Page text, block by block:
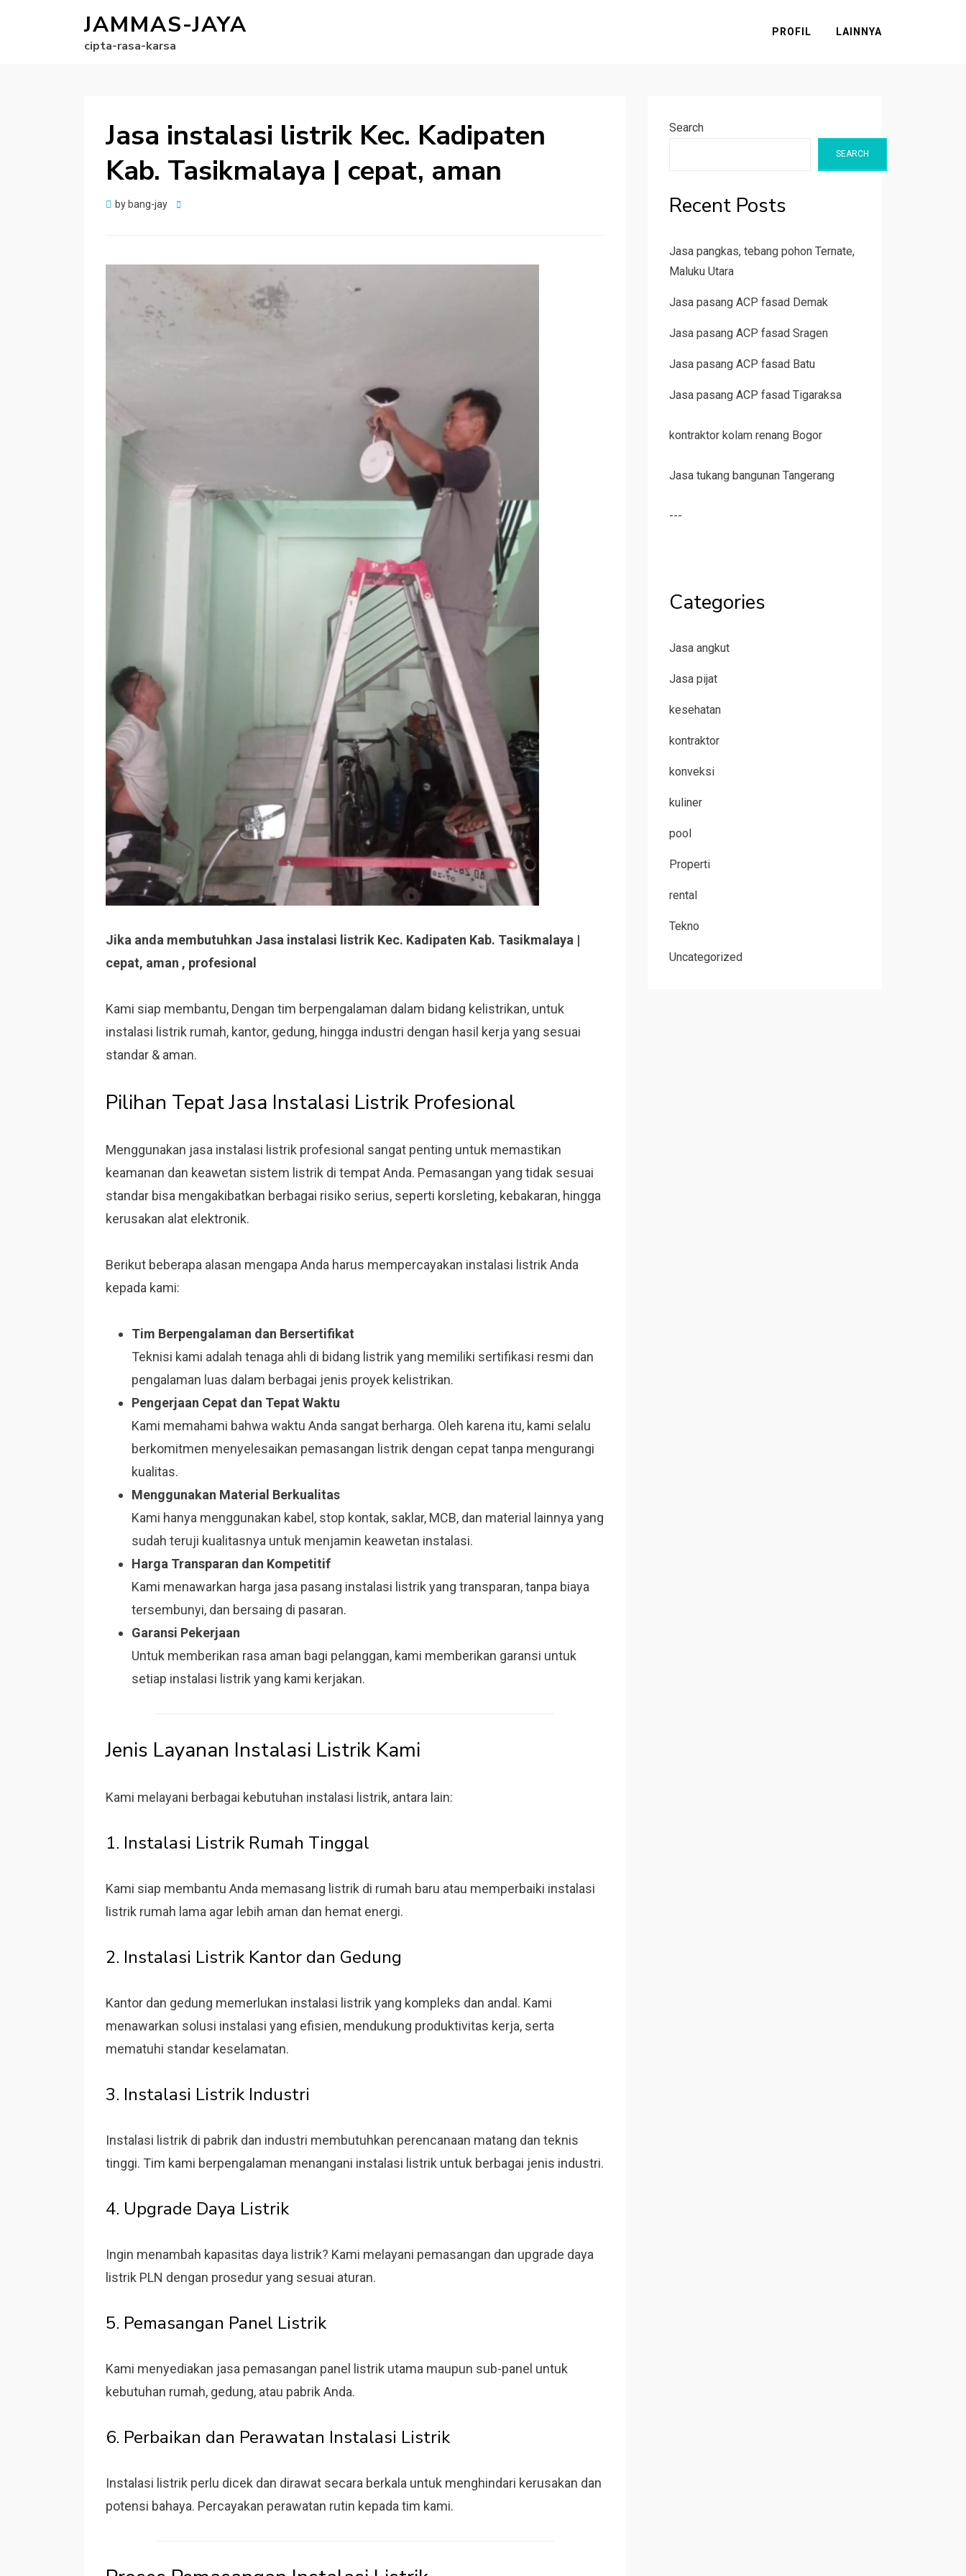
JAMMAS-JAYA
cipta-rasa-karsa
PROFIL LAINNYA
Jasa instalasi listrik Kec. Kadipaten
Kab. Tasikmalaya | cepat, aman
by bang-jay
Posted
Jika anda membutuhkan Jasa instalasi listrik Kec. Kadipaten Kab. Tasikmalaya |
cepat, aman , profesional
Kami siap membantu, Dengan tim berpengalaman dalam bidang kelistrikan, untuk
instalasi listrik rumah, kantor, gedung, hingga industri dengan hasil kerja yang sesuai
standar & aman.
Pilihan Tepat Jasa Instalasi Listrik Profesional
Menggunakan jasa instalasi listrik profesional sangat penting untuk memastikan
keamanan dan keawetan sistem listrik di tempat Anda. Pemasangan yang tidak sesuai
standar bisa mengakibatkan berbagai risiko serius, seperti korsleting, kebakaran, hingga
kerusakan alat elektronik.
Berikut beberapa alasan mengapa Anda harus mempercayakan instalasi listrik Anda
kepada kami:
Tim Berpengalaman dan Bersertifikat
Teknisi kami adalah tenaga ahli di bidang listrik yang memiliki sertifikasi resmi dan
pengalaman luas dalam berbagai jenis proyek kelistrikan.
Pengerjaan Cepat dan Tepat Waktu
Kami memahami bahwa waktu Anda sangat berharga. Oleh karena itu, kami selalu
berkomitmen menyelesaikan pemasangan listrik dengan cepat tanpa mengurangi
kualitas.
Menggunakan Material Berkualitas
Kami hanya menggunakan kabel, stop kontak, saklar, MCB, dan material lainnya yang
sudah teruji kualitasnya untuk menjamin keawetan instalasi.
Harga Transparan dan Kompetitif
Kami menawarkan harga jasa pasang instalasi listrik yang transparan, tanpa biaya
tersembunyi, dan bersaing di pasaran.
Garansi Pekerjaan
Untuk memberikan rasa aman bagi pelanggan, kami memberikan garansi untuk
setiap instalasi listrik yang kami kerjakan.
Jenis Layanan Instalasi Listrik Kami
Kami melayani berbagai kebutuhan instalasi listrik, antara lain:
1. Instalasi Listrik Rumah Tinggal
Kami siap membantu Anda memasang listrik di rumah baru atau memperbaiki instalasi
listrik rumah lama agar lebih aman dan hemat energi.
2. Instalasi Listrik Kantor dan Gedung
Kantor dan gedung memerlukan instalasi listrik yang kompleks dan andal. Kami
menawarkan solusi instalasi yang efisien, mendukung produktivitas kerja, serta
mematuhi standar keselamatan.
3. Instalasi Listrik Industri
Instalasi listrik di pabrik dan industri membutuhkan perencanaan matang dan teknis
tinggi. Tim kami berpengalaman menangani instalasi listrik untuk berbagai jenis industri.
4. Upgrade Daya Listrik
Ingin menambah kapasitas daya listrik? Kami melayani pemasangan dan upgrade daya
listrik PLN dengan prosedur yang sesuai aturan.
5. Pemasangan Panel Listrik
Kami menyediakan jasa pemasangan panel listrik utama maupun sub-panel untuk
kebutuhan rumah, gedung, atau pabrik Anda.
6. Perbaikan dan Perawatan Instalasi Listrik
Instalasi listrik perlu dicek dan dirawat secara berkala untuk menghindari kerusakan dan
potensi bahaya. Percayakan perawatan rutin kepada tim kami.
Search
SEARCH
Recent Posts
Jasa pangkas, tebang pohon Ternate,
Maluku Utara
Jasa pasang ACP fasad Demak
Jasa pasang ACP fasad Sragen
Jasa pasang ACP fasad Batu
Jasa pasang ACP fasad Tigaraksa
kontraktor kolam renang Bogor
Jasa tukang bangunan Tangerang
---
Categories
Jasa angkut
Jasa pijat
kesehatan
kontraktor
konveksi
kuliner
pool
Properti
rental
Tekno
Uncategorized